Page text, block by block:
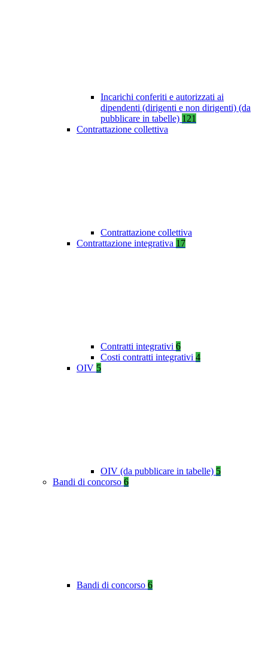
Incarichi conferiti e autorizzati ai
dipendenti (dirigenti e non dirigenti) (da
pubblicare in tabelle) 121
Contrattazione collettiva
Contrattazione collettiva
Contrattazione integrativa 17
Contratti integrativi 6
Costi contratti integrativi 4
OIV 5
OIV (da pubblicare in tabelle) 5
Bandi di concorso 6
Bandi di concorso 6